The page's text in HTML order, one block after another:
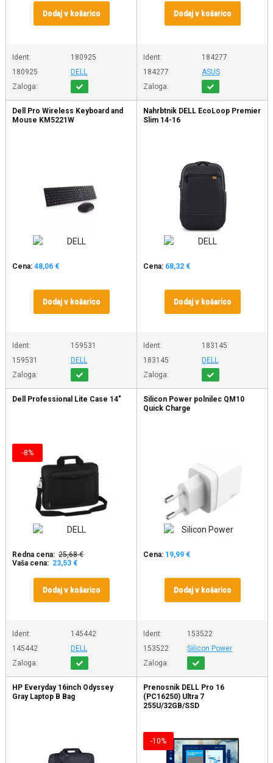
Dodaj v košarico
Ident:
180925
180925
DELL
Zaloga:
Dodaj v košarico
Ident:
184277
184277
ASUS
Zaloga:
Dell Pro Wireless Keyboard and
Mouse KM5221W
Cena: 48,06 €
Dodaj v košarico
Ident:
159531
159531
DELL
Zaloga:
Nahrbtnik DELL EcoLoop Premier
Slim 14-16
Cena: 68,32 €
Dodaj v košarico
Ident:
183145
183145
DELL
Zaloga:
Dell Professional Lite Case 14"
-8%
Redna cena: 25,68 €
Vaša cena: 23,53 €
Dodaj v košarico
Ident:
145442
145442
DELL
Zaloga:
Silicon Power polnilec QM10
Quick Charge
Cena: 19,99 €
Dodaj v košarico
Ident:
153522
153522
Silicon Power
Zaloga:
HP Everyday 16inch Odyssey
Gray Laptop B Bag
Prenosnik DELL Pro 16
(PC16250) Ultra 7
255U/32GB/SSD
-10%